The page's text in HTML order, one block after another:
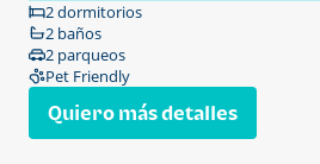
2 dormitorios
2 baños
2 parqueos
Pet Friendly
Quiero más detalles